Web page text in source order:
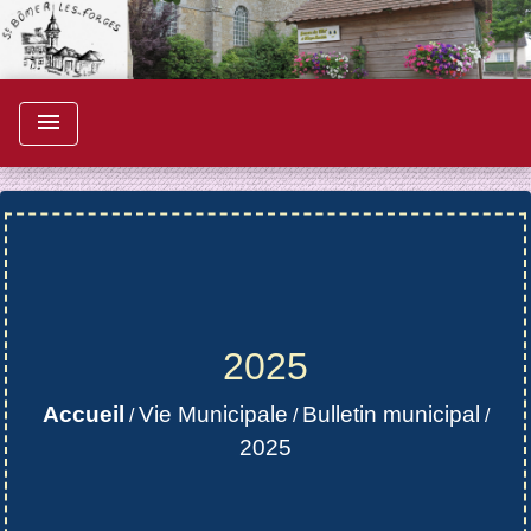
menu
2025
Accueil /Vie Municipale / Bulletin municipal /
2025